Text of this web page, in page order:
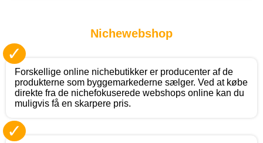
Nichewebshop
✓
Forskellige online nichebutikker er producenter af de
produkterne som byggemarkederne sælger. Ved at købe
direkte fra de nichefokuserede webshops online kan du
muligvis få en skarpere pris.
✓